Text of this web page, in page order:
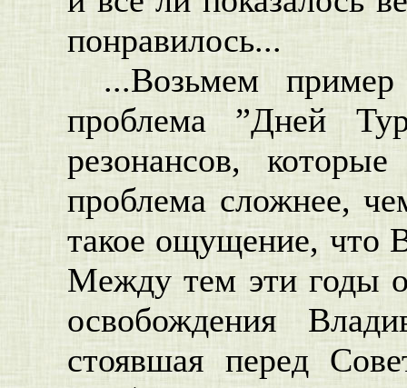
понравилось...
...Возьмем
проблема ”Дней
резонансов,
проблема сложнее,
такое ощущение, что
Между тем эти годы
освобождения
стоявшая перед